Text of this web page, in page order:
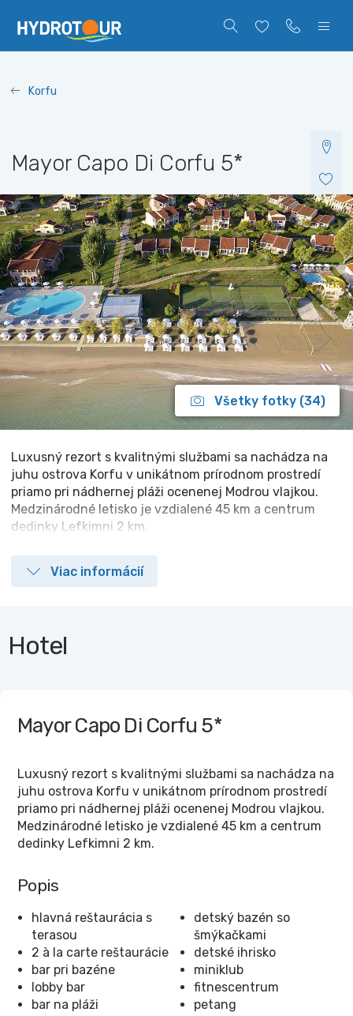
Korfu
Mayor Capo Di Corfu 5*
Všetky fotky (34)
Luxusný rezort s kvalitnými službami sa nachádza na
juhu ostrova Korfu v unikátnom prírodnom prostredí
priamo pri nádhernej pláži ocenenej Modrou vlajkou.
Medzinárodné letisko je vzdialené 45 km a centrum
dedinky Lefkimni 2 km.
Viac informácií
Hotel
Mayor Capo Di Corfu 5*
Luxusný rezort s kvalitnými službami sa nachádza na
juhu ostrova Korfu v unikátnom prírodnom prostredí
priamo pri nádhernej pláži ocenenej Modrou vlajkou.
Medzinárodné letisko je vzdialené 45 km a centrum
dedinky Lefkimni 2 km.
Popis
hlavná reštaurácia s
terasou
2 à la carte reštaurácie
bar pri bazéne
lobby bar
bar na pláži
detský bazén so
šmýkačkami
detské ihrisko
miniklub
fitnescentrum
petang